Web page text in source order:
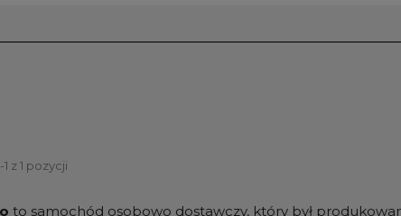
z 1 pozycji
to samochód osobowo dostawczy, który był